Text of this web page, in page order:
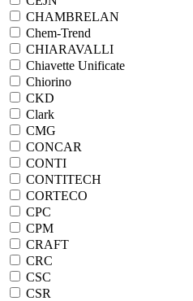
CHAMBRELAN
Chem-Trend
CHIARAVALLI
Chiavette Unificate
Chiorino
CKD
Clark
CMG
CONCAR
CONTI
CONTITECH
CORTECO
CPC
CPM
CRAFT
CRC
CSC
CSR